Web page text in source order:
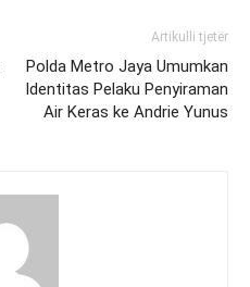
Artikulli tjetër
Polda Metro Jaya Umumkan
Identitas Pelaku Penyiraman
Air Keras ke Andrie Yunus